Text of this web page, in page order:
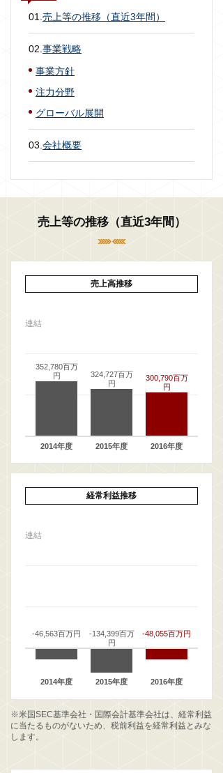
01.売上等の推移（直近3年間）
02.事業戦略
事業方針
注力分野
グローバル展開
03.会社概要
売上等の推移（直近3年間）
売上高推移
連結
352,780百万
円
2014年度
324,727百万
円
2015年度
300,790百万
円
2016年度
経常利益推移
連結
-46,563百万円
2014年度
-134,399百万
円
2015年度
-48,055百万円
2016年度
※米国SEC基準会社・国際会計基準会社は、経常利益
に当たるものがないため、税前利益を経常利益とみな
します。